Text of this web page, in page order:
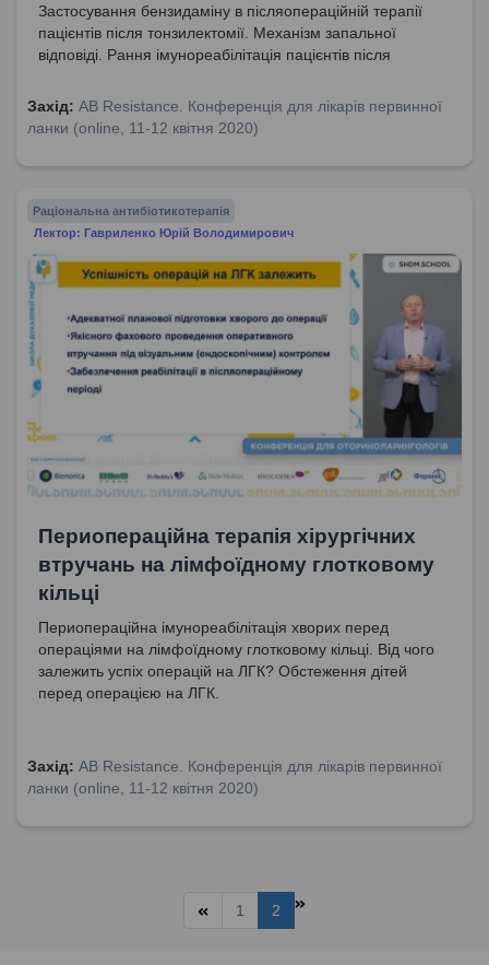
Застосування бензидаміну в післяопераційній терапії
пацієнтів після тонзилектомії. Механізм запальної
відповіді. Рання імунореабілітація пацієнтів після
Захід: AB Resistance. Конференція для лікарів первинної
ланки (online, 11-12 квітня 2020)
Раціональна антибіотикотерапія
Лектор: Гавриленко Юрій Володимирович
Периопераційна терапія хірургічних
втручань на лімфоїдному глотковому
кільці
Периопераційна імунореабілітація хворих перед
операціями на лімфоїдному глотковому кільці. Від чого
залежить успіх операцій на ЛГК? Обстеження дітей
перед операцією на ЛГК.
Захід: AB Resistance. Конференція для лікарів первинної
ланки (online, 11-12 квітня 2020)
1 2